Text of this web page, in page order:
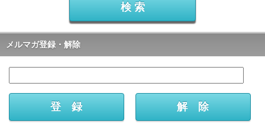
メルマガ登録・解除